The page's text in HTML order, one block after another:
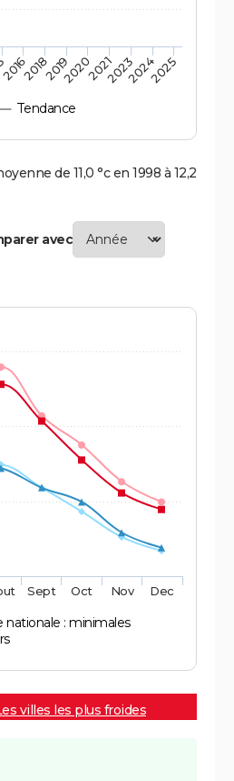
Tendance
20162018201920202021202320242025
de 11,0 °c en 1998 à 12,2
avec
nationale : minimales
Sept Oct Nov Dec
villes les plus froides